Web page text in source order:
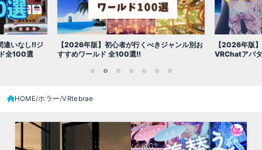
心者が行くべきジャンル別お
全100選!!
【2026年版】初心者必見!!無料で使える
VRChatアバター（アバターワールド紹介）
HOME ホラー VRtebrae